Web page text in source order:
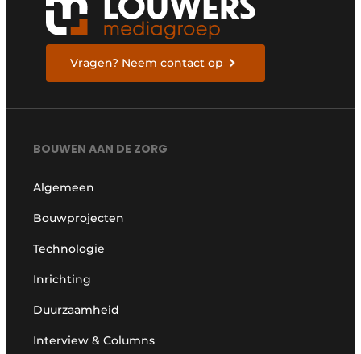
Vragen? Neem contact op
BOUWEN AAN DE ZORG
Algemeen
Bouwprojecten
Technologie
Inrichting
Duurzaamheid
Interview & Columns